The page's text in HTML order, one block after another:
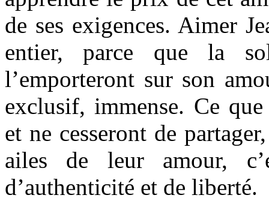
de ses exigences. Aimer
entier, parce que la
l’emporteront sur son
exclusif, immense. Ce
et ne cesseront de
ailes de leur amour,
d’authenticité et de liberté.